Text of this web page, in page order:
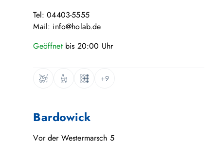
Tel: 04403-5555
Mail: info@holab.de
Geöffnet bis 20:00 Uhr
+9
Bardowick
Vor der Westermarsch 5